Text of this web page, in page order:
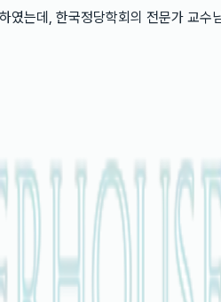
는데, 한국정당학회의 전문가 교